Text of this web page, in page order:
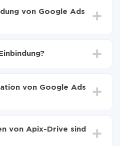
von Google Ads
10-15 Minuten.
von Google Ads
die über unseren
auf ein anderes übertragen
von Apix-Drive sind